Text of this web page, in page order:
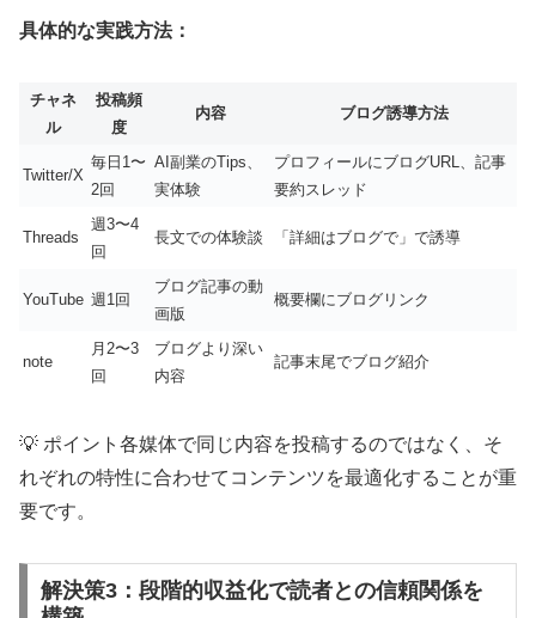
具体的な実践方法：
チャネ
ル
投稿頻
度
内容 ブログ誘導方法
Twitter/X
毎日1〜
2回
AI副業のTips、
実体験
プロフィールにブログURL、記事
要約スレッド
Threads
週3〜4
回
長文での体験談 「詳細はブログで」で誘導
YouTube 週1回
ブログ記事の動
画版
概要欄にブログリンク
note
月2〜3
回
ブログより深い
内容
記事末尾でブログ紹介
💡 ポイント 各媒体で同じ内容を投稿するのではなく、そ
れぞれの特性に合わせてコンテンツを最適化することが重
要です。
解決策3：段階的収益化で読者との信頼関係を